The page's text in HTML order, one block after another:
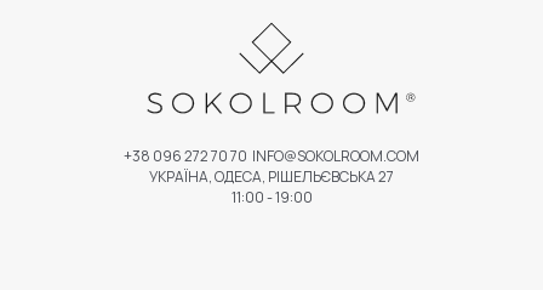
+38 096 272 70 70 INFO@SOKOLROOM.COM
УКРАЇНА, ОДЕСА, РІШЕЛЬЄВСЬКА 27
11:00 - 19:00